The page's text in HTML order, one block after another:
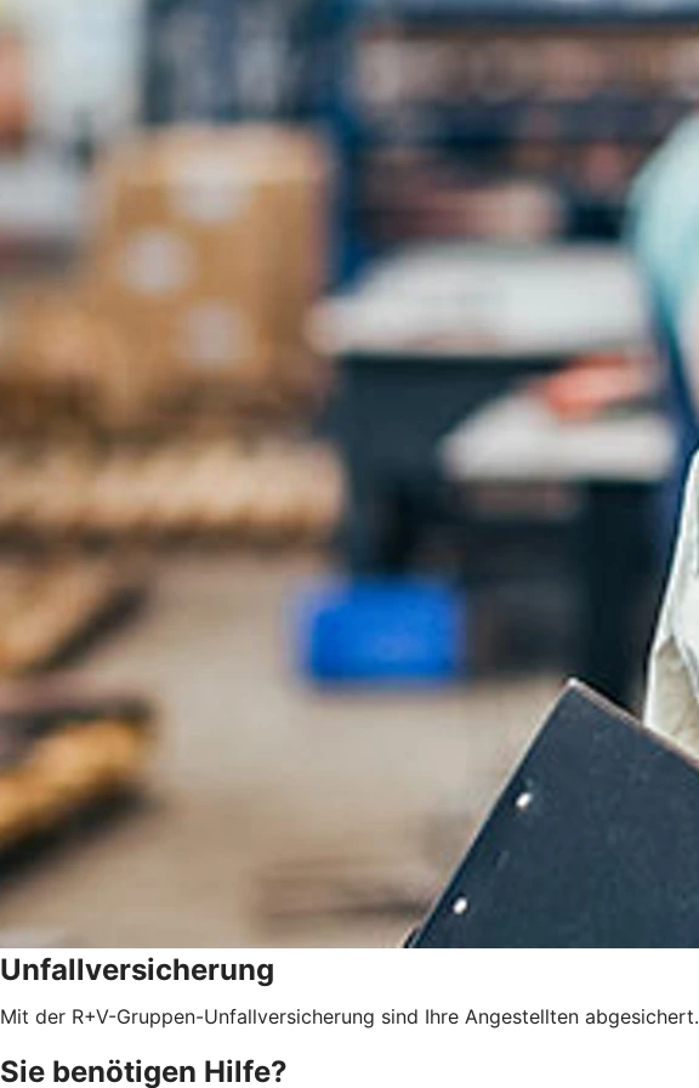
Unfallversicherung
Mit der R+V-Gruppen-Unfallversicherung sind Ihre Angestellten abgesichert.
Sie benötigen Hilfe?